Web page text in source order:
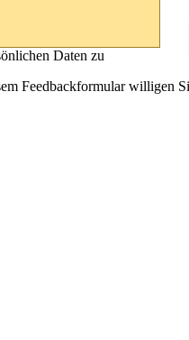
Daten zu
Feedbackformular willigen